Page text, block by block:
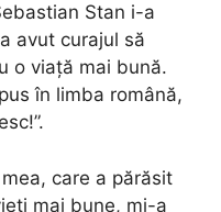
Stan i-a
avut curajul să
o viață mai bună.
în limba română,
care a părăsit
mai bune, mi-a